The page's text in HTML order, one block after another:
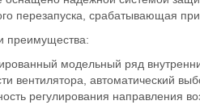
перезапуска, срабатывающая
преимущества:
модельный ряд
вентилятора, автоматический
регулирования направления